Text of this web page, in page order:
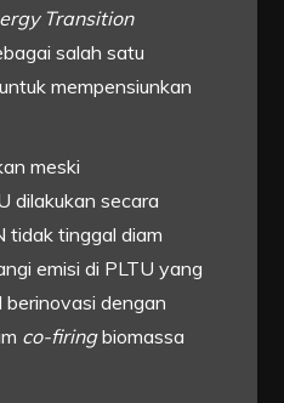
Transition
salah satu
mempensiunkan
meski
dilakukan secara
tidak tinggal diam
emisi di PLTU yang
berinovasi dengan
co-firingbiomassa